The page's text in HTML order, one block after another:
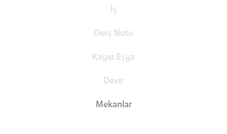
İş
Ders Notu
Kayıp Eşya
Devir
Mekanlar